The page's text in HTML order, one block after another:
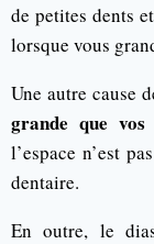
de petites dents
lorsque vous
Une autre cause
grande que
l’espace n’est
dentaire.
En outre, le